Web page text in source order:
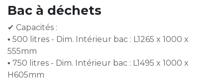
Bac à déchets
✔ Capacités :
▪ 500 litres - Dim. Intérieur bac : L1265 x 1000 x
555mm
▪ 750 litres - Dim. Intérieur bac : L1495 x 1000 x
H605mm